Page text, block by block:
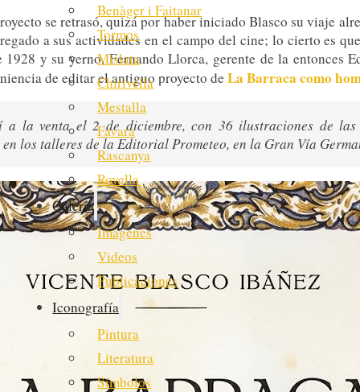
Benàger i Faitanar
Tormos
Mislata
Chirivella
Mestalla
Favara
Rascanya
Rovella
Galería
Imágenes
Videos
Publicaciones
Iconografía
Pintura
Literatura
Símbolos
se retrasó, quizá por haber iniciado Blasco su viaje
a sus actividades en el campo del cine; lo cierto es
1928 y su yerno, Fernando Llorca, gerente de la entonces
de editar el antiguo proyecto de La Barraca como
a la venta el 2 de diciembre, con 36 ilustraciones de
los talleres de la Editorial Prometeo, en la Gran Vía